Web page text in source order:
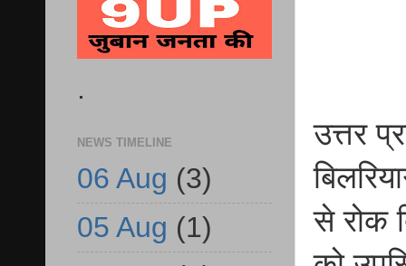
उत्तर
से रोक
.
NEWS TIMELINE
06 Aug (3)
05 Aug (1)